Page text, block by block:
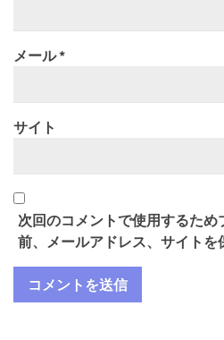
メール*
サイト
次回のコメントで使用するため
前、メールアドレス、サイトを